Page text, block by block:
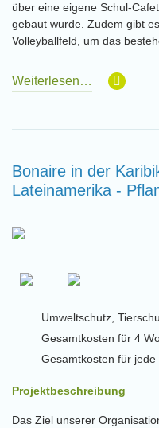
über eine eigene Schul-
gebaut wurde. Zudem gibt
Volleyballfeld, um das
Weiterlesen…
Bonaire in der
Lateinamerika -
Umweltschutz,
Gesamtkosten für 4
Gesamtkosten für
Projektbeschreibung
Das Ziel unserer